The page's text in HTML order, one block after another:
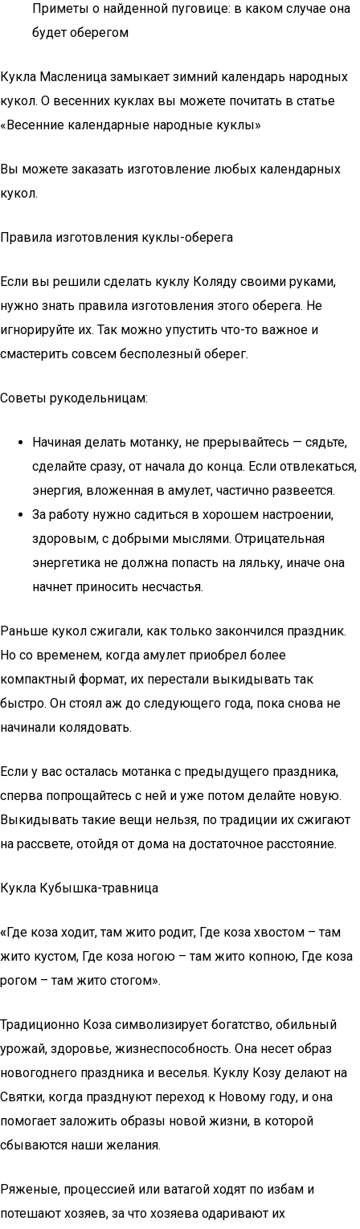
Приметы о найденной пуговице: в каком случае она
будет оберегом
Кукла Масленица замыкает зимний календарь народных
кукол. О весенних куклах вы можете почитать в статье
«Весенние календарные народные куклы»
Вы можете заказать изготовление любых календарных
кукол.
Правила изготовления куклы-оберега
Если вы решили сделать куклу Коляду своими руками,
нужно знать правила изготовления этого оберега. Не
игнорируйте их. Так можно упустить что-то важное и
смастерить совсем бесполезный оберег.
Советы рукодельницам:
Начиная делать мотанку, не прерывайтесь — сядьте,
сделайте сразу, от начала до конца. Если отвлекаться,
энергия, вложенная в амулет, частично развеется.
За работу нужно садиться в хорошем настроении,
здоровым, с добрыми мыслями. Отрицательная
энергетика не должна попасть на ляльку, иначе она
начнет приносить несчастья.
Раньше кукол сжигали, как только закончился праздник.
Но со временем, когда амулет приобрел более
компактный формат, их перестали выкидывать так
быстро. Он стоял аж до следующего года, пока снова не
начинали колядовать.
Если у вас осталась мотанка с предыдущего праздника,
сперва попрощайтесь с ней и уже потом делайте новую.
Выкидывать такие вещи нельзя, по традиции их сжигают
на рассвете, отойдя от дома на достаточное расстояние.
Кукла Кубышка-травница
«Где коза ходит, там жито родит, Где коза хвостом – там
жито кустом, Где коза ногою – там жито копною, Где коза
рогом – там жито стогом».
Традиционно Коза символизирует богатство, обильный
урожай, здоровье, жизнеспособность. Она несет образ
новогоднего праздника и веселья. Куклу Козу делают на
Святки, когда празднуют переход к Новому году, и она
помогает заложить образы новой жизни, в которой
сбываются наши желания.
Ряженые, процессией или ватагой ходят по избам и
потешают хозяев, за что хозяева одаривают их